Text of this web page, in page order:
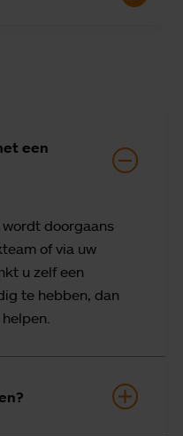
een
doorgaans
of via uw
u zelf een
te hebben, dan